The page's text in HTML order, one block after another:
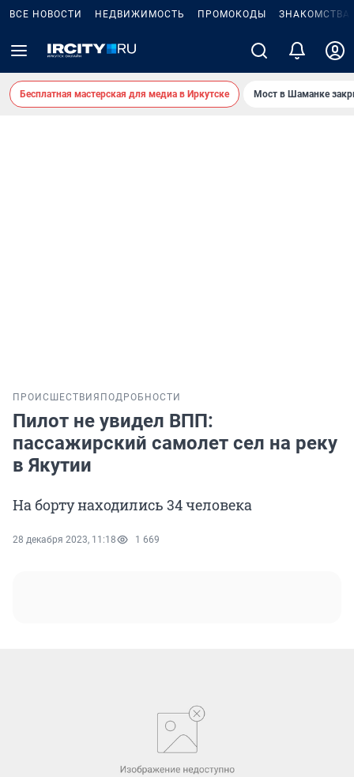
ВСЕ НОВОСТИ НЕДВИЖИМОСТЬ ПРОМОКОДЫ ЗНАКОМСТВА
Бесплатная мастерская для медиа в Иркутске Мост в Шаманке
ПРОИСШЕСТВИЯ ПОДРОБНОСТИ
Пилот не увидел ВПП:
пассажирский самолет сел на реку
в Якутии
На борту находились 34 человека
28 декабря 2023, 11:18 1 669